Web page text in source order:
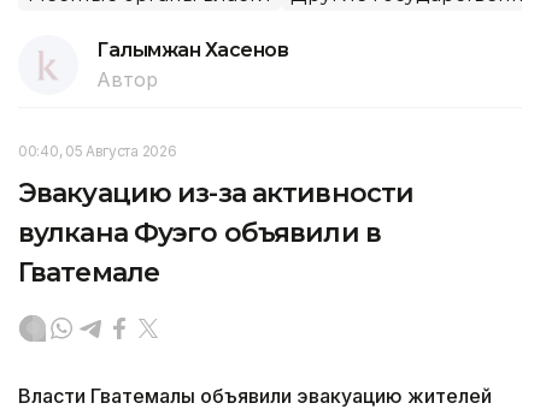
Галымжан Хасенов
Автор
00:40, 05 Августа 2026
Эвакуацию из-за активности
вулкана Фуэго объявили в
Гватемале
Власти Гватемалы объявили эвакуацию жителей